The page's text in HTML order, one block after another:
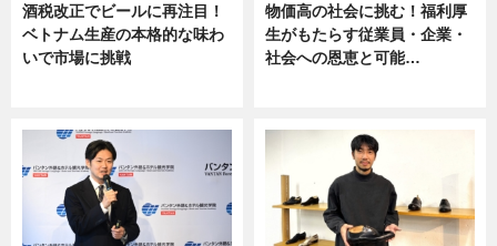
酒税改正でビールに再注目！
ベトナム生産の本格的な味わ
いで市場に挑戦
物価高の社会に挑む！福利厚
生がもたらす従業員・企業・
社会への恩恵と可能…